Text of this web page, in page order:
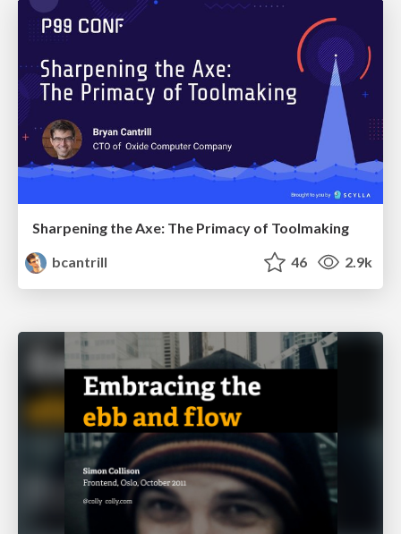
Sharpening the Axe: The Primacy of Toolmaking
bcantrill
46 2.9k